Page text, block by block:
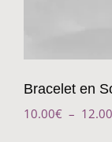
Bracelet en
10.00€ – 12.00